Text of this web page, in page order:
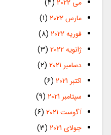
می 2022
(4)
مارس 2022
(1)
فوریه 2022
(8)
ژانویه 2022
(3)
دسامبر 2021
(2)
اکتبر 2021
(6)
سپتامبر 2021
(9)
آگوست 2021
(6)
جولای 2021
(3)